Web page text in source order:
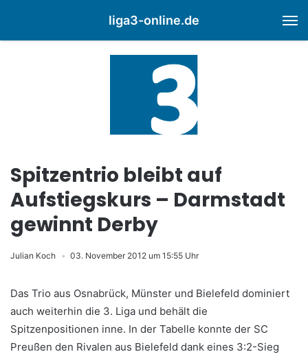
liga3-online.de
Spitzentrio bleibt auf
Aufstiegskurs – Darmstadt
gewinnt Derby
Julian Koch 03. November 2012 um 15:55 Uhr
Das Trio aus Osnabrück, Münster und Bielefeld dominiert
auch weiterhin die 3. Liga und behält die
Spitzenpositionen inne. In der Tabelle konnte der SC
Preußen den Rivalen aus Bielefeld dank eines 3:2-Sieg